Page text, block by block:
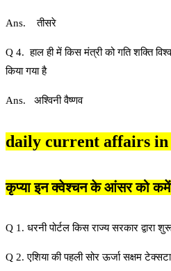
Ans. तीसरे
Q 4. हाल ही में किस मंत्री को गति शक्ति
किया गया है
Ans. अश्विनी वैष्णव
daily current affairs
कृप्या इन क्वेश्चन के आंसर को
Q 1. धरनी पोर्टल किस राज्य सरकार द्वारा
Q 2. एशिया की पहली सोर ऊर्जा सक्षम